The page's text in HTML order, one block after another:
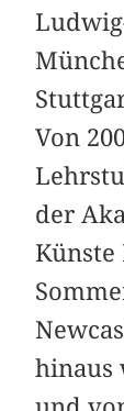
Von
der
hinaus